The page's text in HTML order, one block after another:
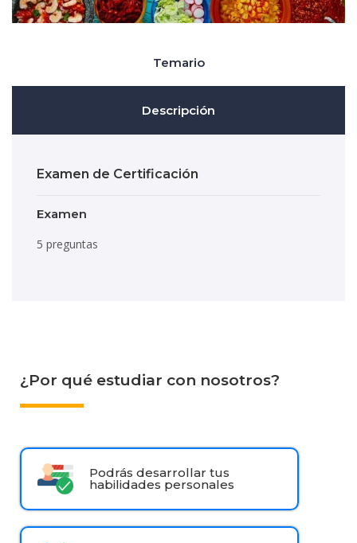
Temario
Descripción
Examen de Certificación
Examen
5 preguntas
¿Por qué estudiar con nosotros?
Podrás desarrollar tus
habilidades personales